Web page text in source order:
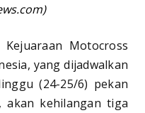
Kejuaraan Motocross
yang dijadwalkan
(24-25/6) pekan
akan kehilangan tiga